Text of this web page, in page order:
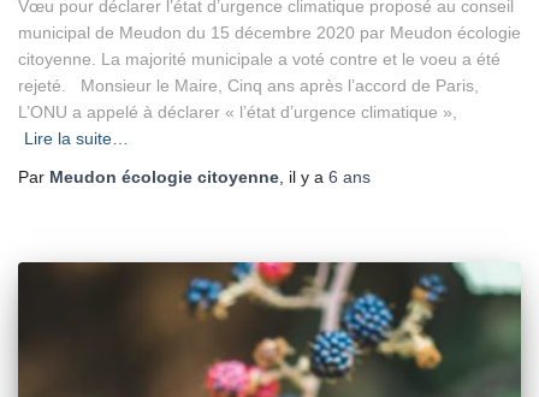
Vœu pour déclarer l’état d’urgence climatique proposé au conseil
municipal de Meudon du 15 décembre 2020 par Meudon écologie
citoyenne. La majorité municipale a voté contre et le voeu a été
rejeté. Monsieur le Maire, Cinq ans après l’accord de Paris,
L’ONU a appelé à déclarer « l’état d’urgence climatique »,
Lire la suite…
Par Meudon écologie citoyenne , il y a 6 ans